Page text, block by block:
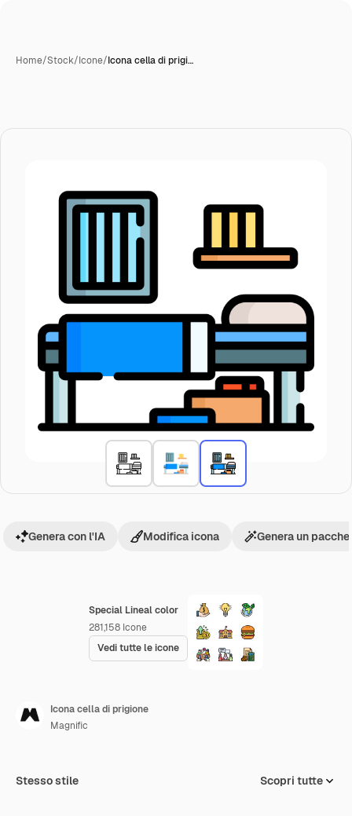
Home/Stock/Icone/Icona cella di prigi…
Special Lineal color
281,158 Icone
Vedi tutte le icone
Genera con l'IA Modifica icona Genera un
Icona cella di prigione
Magnific
Stesso stile Scopri tutte